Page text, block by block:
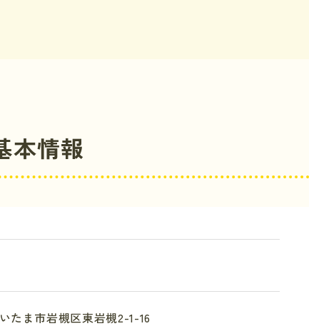
本情報
たま市岩槻区東岩槻2-1-16